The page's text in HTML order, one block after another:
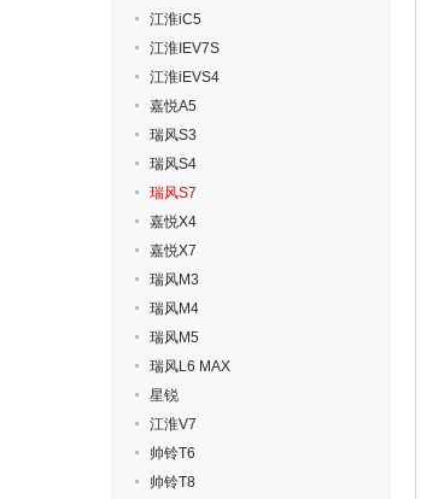
江淮iC5
江淮IEV7S
江淮iEVS4
嘉悦A5
瑞风S3
瑞风S4
瑞风S7
嘉悦X4
嘉悦X7
瑞风M3
瑞风M4
瑞风M5
瑞风L6 MAX
星锐
江淮V7
帅铃T6
帅铃T8